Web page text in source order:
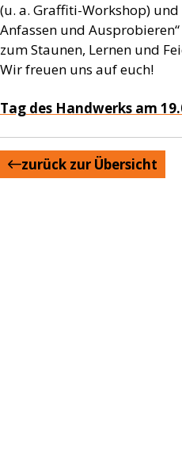
(u. a. Graffiti-Workshop)
Anfassen und
zum Staunen, Lernen und
Wir freuen uns auf euch!
Tag des Handwerks am
zurück zur Übersicht